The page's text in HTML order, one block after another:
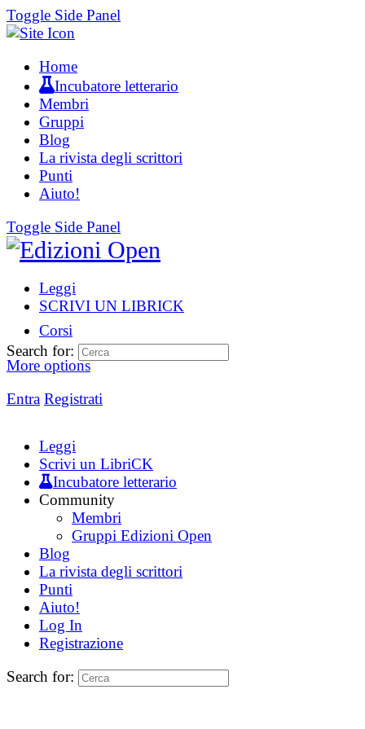
Toggle Side Panel
Home
Incubatore letterario
Membri
Gruppi
Blog
La rivista degli scrittori
Punti
Aiuto!
Toggle Side Panel
Leggi
SCRIVI UN LIBRICK
Corsi
More options
Entra Registrati
Search for:
Leggi
Scrivi un LibriCK
Incubatore letterario
Community
Membri
Gruppi Edizioni Open
Blog
La rivista degli scrittori
Punti
Aiuto!
Log In
Registrazione
Search for: